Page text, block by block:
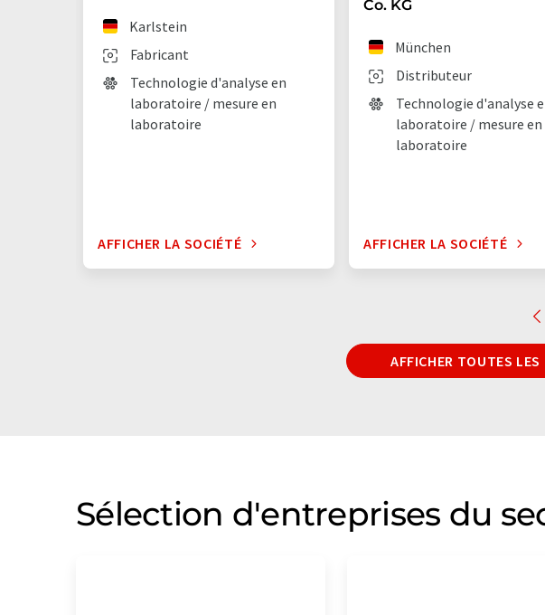
Fabricant
Karlstein
Technologie d'analyse en
laboratoire / mesure en
laboratoire
AFFICHER LA SOCIÉTÉ
Co. KG
Distributeur
München
Technologie d'analyse
laboratoire / mesure en
laboratoire
AFFICHER LA SOCIÉTÉ
AFFICHER TOUTES
Sélection d'entreprises du